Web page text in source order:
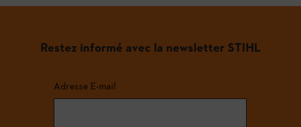
Restez informé avec la newsletter STIHL
Adresse E-mail